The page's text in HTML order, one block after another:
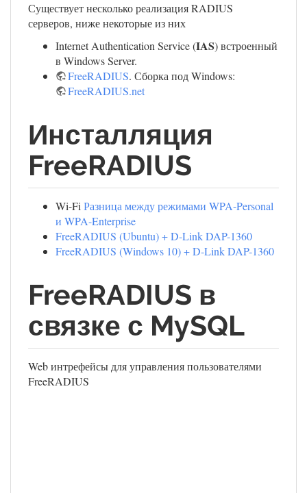
Существует несколько реализация RADIUS
серверов, ниже некоторые из них
Internet Authentication Service (IAS) встроенный
в Windows Server.
FreeRADIUS. Сборка под Windows:
FreeRADIUS.net
Инсталляция
FreeRADIUS
Wi-Fi Разница между режимами WPA-Personal
и WPA-Enterprise
FreeRADIUS (Ubuntu) + D-Link DAP-1360
FreeRADIUS (Windows 10) + D-Link DAP-1360
FreeRADIUS в
связке с MySQL
Web интрефейсы для управления пользователями
FreeRADIUS